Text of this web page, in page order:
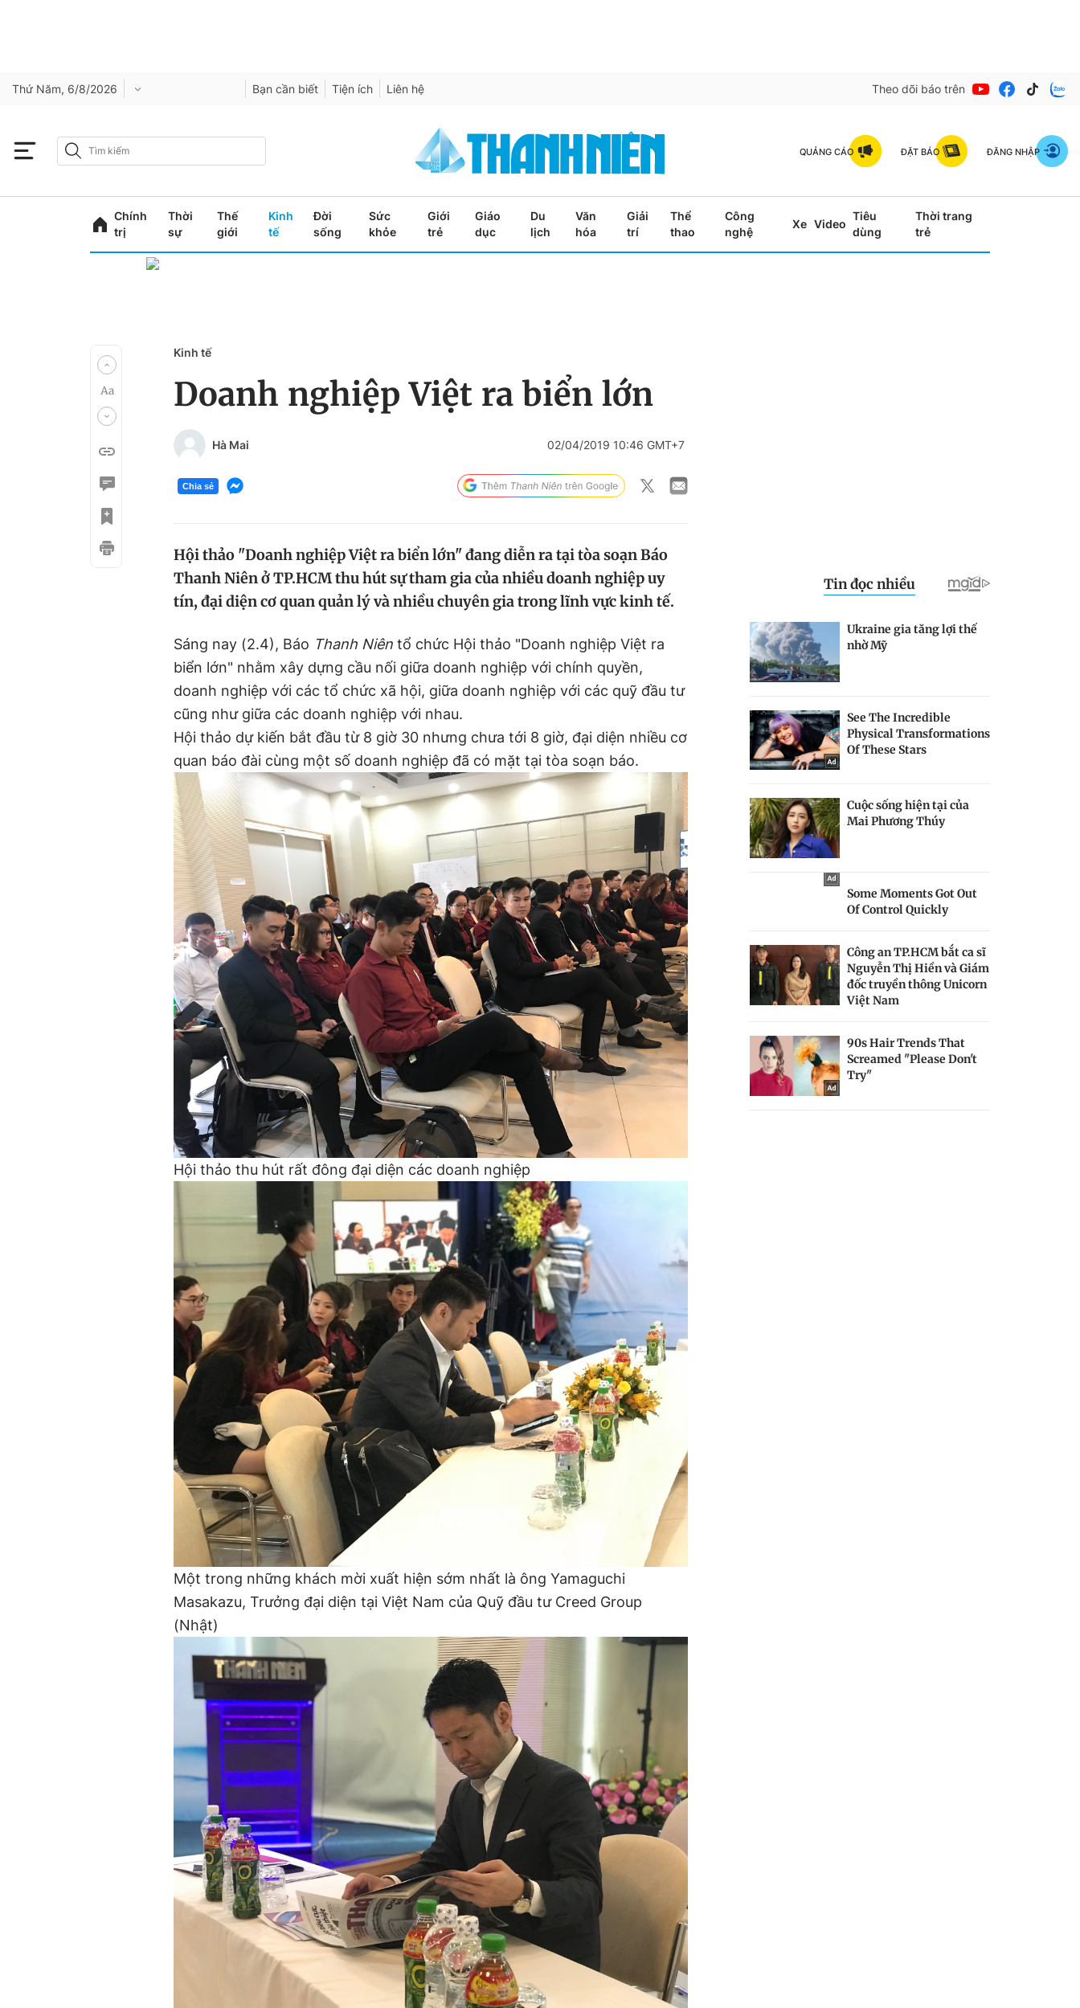
Thứ Năm, 6/8/2026 Bạn cần biết Tiện ích Liên hệ Theo dõi báo trên
QUẢNG CÁO ĐẶT BÁO ĐĂNG NHẬP
Chính
trị
Thời
sự
Thế
giới
Kinh
tế
Đời
sống
Sức
khỏe
Giới
trẻ
Giáo
dục
Du
lịch
Văn
hóa
Giải
trí
Thể
thao
Công
nghệ
Xe Video
Tiêu
dùng
Thời trang
trẻ
Kinh tế
Doanh nghiệp Việt ra biển lớn
Hà Mai 02/04/2019 10:46 GMT+7
Chia sẻ
Hội thảo "Doanh nghiệp Việt ra biển lớn" đang diễn ra tại tòa soạn Báo
Thanh Niên ở TP.HCM thu hút sự tham gia của nhiều doanh nghiệp uy
tín, đại diện cơ quan quản lý và nhiều chuyên gia trong lĩnh vực kinh tế.
Sáng nay (2.4), Báo Thanh Niên tổ chức Hội thảo "Doanh nghiệp Việt ra
biển lớn" nhằm xây dựng cầu nối giữa doanh nghiệp với chính quyền,
doanh nghiệp với các tổ chức xã hội, giữa doanh nghiệp với các quỹ đầu tư
cũng như giữa các doanh nghiệp với nhau.
Hội thảo dự kiến bắt đầu từ 8 giờ 30 nhưng chưa tới 8 giờ, đại diện nhiều cơ
quan báo đài cùng một số doanh nghiệp đã có mặt tại tòa soạn báo.
Hội thảo thu hút rất đông đại diện các doanh nghiệp
Một trong những khách mời xuất hiện sớm nhất là ông Yamaguchi
Masakazu, Trưởng đại diện tại Việt Nam của Quỹ đầu tư Creed Group
(Nhật)